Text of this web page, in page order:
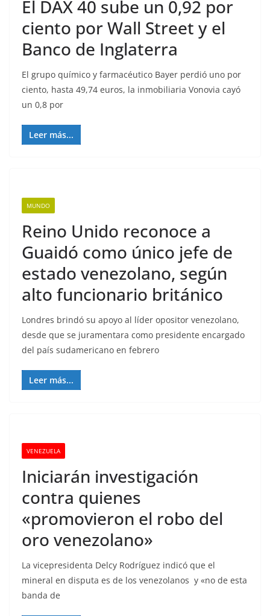
El DAX 40 sube un 0,92 por
ciento por Wall Street y el
Banco de Inglaterra
El grupo químico y farmacéutico Bayer perdió uno por
ciento, hasta 49,74 euros, la inmobiliaria Vonovia cayó
un 0,8 por
Leer más...
MUNDO
Reino Unido reconoce a
Guaidó como único jefe de
estado venezolano, según
alto funcionario británico
Londres brindó su apoyo al líder opositor venezolano,
desde que se juramentara como presidente encargado
del país sudamericano en febrero
Leer más...
VENEZUELA
Iniciarán investigación
contra quienes
«promovieron el robo del
oro venezolano»
La vicepresidenta Delcy Rodríguez indicó que el
mineral en disputa es de los venezolanos y «no de esta
banda de